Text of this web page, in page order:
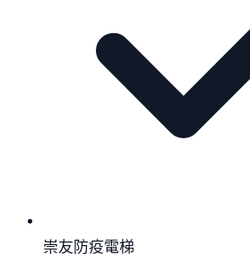
崇友防疫電梯